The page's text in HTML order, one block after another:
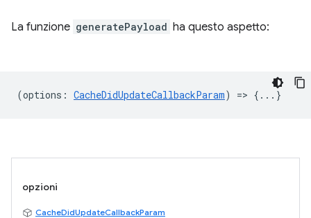
La funzione generatePayload ha questo aspetto:
(options : CacheDidUpdateCallbackParam) => {...}
opzioni
CacheDidUpdateCallbackParam